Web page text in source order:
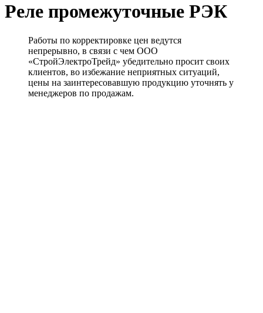
Реле промежуточные РЭК
Работы по корректировке цен ведутся
непрерывно, в связи с чем ООО
«СтройЭлектроТрейд» убедительно просит своих
клиентов, во избежание неприятных ситуаций,
цены на заинтересовавшую продукцию уточнять у
менеджеров по продажам.